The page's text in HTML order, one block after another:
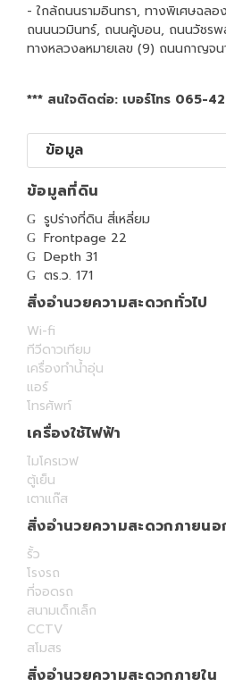
- ใกล้ถนนรามอินทรา, ทางพิเศษฉล
ถนนนวมินทร์, ถนนคู้บอน, ถนนวัชร
ทางหลวงaหมายเลข (9) ถนนกาญจน
*** สนใจติดต่อ: เบอร์โทร 065-
ข้อมูล
ข้อมูลที่ดิน
รูปร่างที่ดิน สี่เหลี่ยม
Frontpage 22
Depth 31
ตร.ว. 171
สิ่งอำนวยความสะดวกทั่วไป
Wi-fi
ทีวีดาวเทียม
เครื่องทำน้ำอุ่น
แอร์
โทรศัพท์
เครื่องใช้ไฟฟ้า
ไมโครเวฟ
ตู้เย็น
เตาแก๊ส
สิ่งอำนวยความสะดวกภายนอ
รั้ว
โรงรถ
ที่จอดรถ
สนามเด็กเล็ก
CCTV
สโมสร
สิ่งอำนวยความสะดวกภายใน